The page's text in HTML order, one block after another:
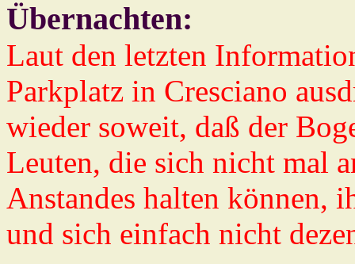
Übernachten:
Laut den letzten
Parkplatz in Cresciano
wieder soweit, daß der
Leuten, die sich nicht mal
Anstandes halten können,
und sich einfach nicht